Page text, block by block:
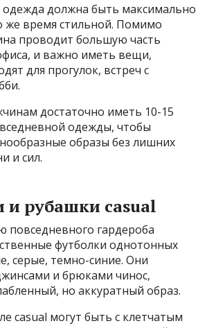
одежда должна быть максимально
же время стильной. Помимо
проводит большую часть
и важно иметь вещи,
для прогулок, встреч с
достаточно иметь 10-15
одежды, чтобы
образы без лишних
и сил.
и рубашки casual
повседневного гардероба
футболки однотонных
серые, темно-синие. Они
и брюками чинос,
но аккуратный образ.
casual могут быть с клетчатым